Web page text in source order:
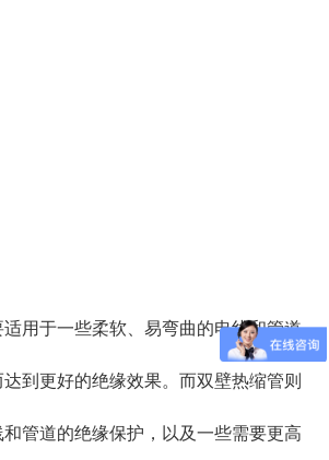
用于一些柔软、易弯曲的电线和管道
到更好的绝缘效果。而双壁热缩管则
管道的绝缘保护，以及一些需要更高